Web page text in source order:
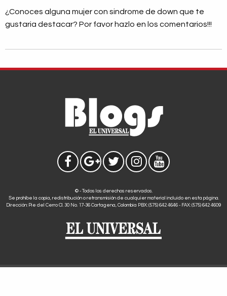
¿Conoces alguna mujer con sindrome de down que te
gustaria destacar? Por favor hazlo en los comentarios!!!
© - Todos los derechos reservados.
Se prohíbe la copia, redistribución o retransmisión de cualquier material incluido en esta página.
Dirección: Pie del Cerro Cl. 30 No. 17-36 Cartagena, Colombia PBX: (575) 642 4646 - FAX: (575) 642 4609